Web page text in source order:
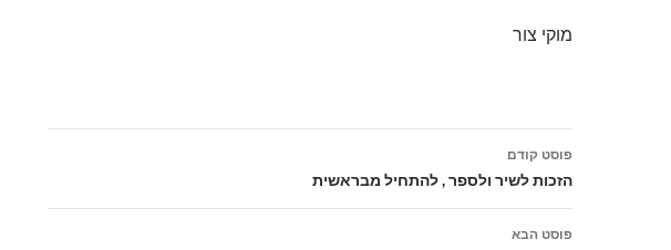
מוקי צור
ניווט
פוסטים
פוסט קודם
הזכות לשיר ולספר , להתחיל מבראשית
פוסט הבא